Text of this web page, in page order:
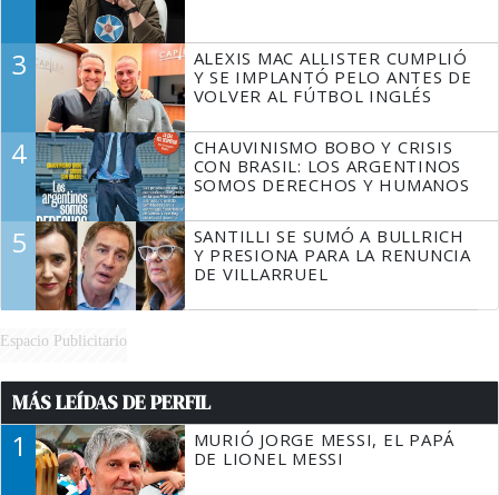
3
ALEXIS MAC ALLISTER CUMPLIÓ
Y SE IMPLANTÓ PELO ANTES DE
VOLVER AL FÚTBOL INGLÉS
4
CHAUVINISMO BOBO Y CRISIS
CON BRASIL: LOS ARGENTINOS
SOMOS DERECHOS Y HUMANOS
5
SANTILLI SE SUMÓ A BULLRICH
Y PRESIONA PARA LA RENUNCIA
DE VILLARRUEL
Espacio Publicitario
MÁS LEÍDAS DE PERFIL
1
MURIÓ JORGE MESSI, EL PAPÁ
DE LIONEL MESSI